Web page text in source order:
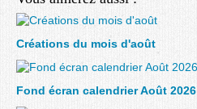
Créations du mois d'août
Fond écran calendrier Août 2026